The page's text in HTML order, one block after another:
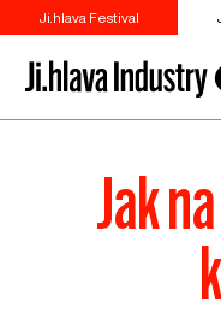
Ji.hlava Festival
Jak